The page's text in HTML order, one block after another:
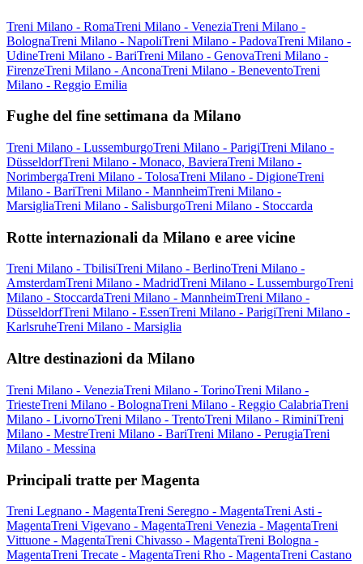
Treni Milano - RomaTreni Milano - VeneziaTreni Milano -
BolognaTreni Milano - NapoliTreni Milano - PadovaTreni Milano -
UdineTreni Milano - BariTreni Milano - GenovaTreni Milano -
FirenzeTreni Milano - AnconaTreni Milano - BeneventoTreni
Milano - Reggio Emilia
Fughe del fine settimana da Milano
Treni Milano - LussemburgoTreni Milano - ParigiTreni Milano -
DüsseldorfTreni Milano - Monaco, BavieraTreni Milano -
NorimbergaTreni Milano - TolosaTreni Milano - DigioneTreni
Milano - BariTreni Milano - MannheimTreni Milano -
MarsigliaTreni Milano - SalisburgoTreni Milano - Stoccarda
Rotte internazionali da Milano e aree vicine
Treni Milano - TbilisiTreni Milano - BerlinoTreni Milano -
AmsterdamTreni Milano - MadridTreni Milano - LussemburgoTreni
Milano - StoccardaTreni Milano - MannheimTreni Milano -
DüsseldorfTreni Milano - EssenTreni Milano - ParigiTreni Milano -
KarlsruheTreni Milano - Marsiglia
Altre destinazioni da Milano
Treni Milano - VeneziaTreni Milano - TorinoTreni Milano -
TriesteTreni Milano - BolognaTreni Milano - Reggio CalabriaTreni
Milano - LivornoTreni Milano - TrentoTreni Milano - RiminiTreni
Milano - MestreTreni Milano - BariTreni Milano - PerugiaTreni
Milano - Messina
Principali tratte per Magenta
Treni Legnano - MagentaTreni Seregno - MagentaTreni Asti -
MagentaTreni Vigevano - MagentaTreni Venezia - MagentaTreni
Vittuone - MagentaTreni Chivasso - MagentaTreni Bologna -
MagentaTreni Trecate - MagentaTreni Rho - MagentaTreni Castano